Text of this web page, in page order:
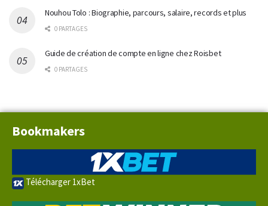
Nouhou Tolo : Biographie, parcours, salaire, records et plus
0 PARTAGES
Guide de création de compte en ligne chez Roisbet
0 PARTAGES
Bookmakers
Télécharger 1xBet